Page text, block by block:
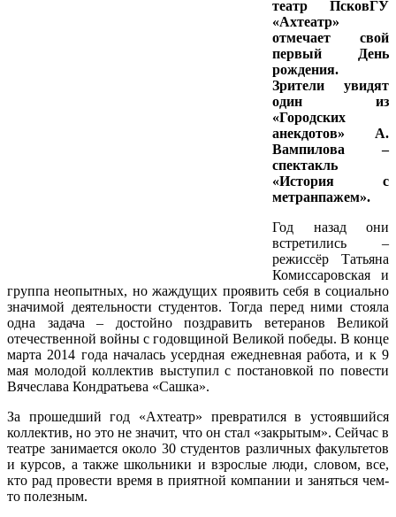
театр ПсковГУ
«Ахтеатр»
отмечает свой
первый День
рождения.
Зрители увидят
один из
«Городских
анекдотов» А.
Вампилова –
спектакль
«История с
метранпажем».
Год назад они
встретились –
режиссёр Татьяна
Комиссаровская и
группа неопытных, но жаждущих проявить себя в социально
значимой деятельности студентов. Тогда перед ними стояла
одна задача – достойно поздравить ветеранов Великой
отечественной войны с годовщиной Великой победы. В конце
марта 2014 года началась усердная ежедневная работа, и к 9
мая молодой коллектив выступил с постановкой по повести
Вячеслава Кондратьева «Сашка».
За прошедший год «Ахтеатр» превратился в устоявшийся
коллектив, но это не значит, что он стал «закрытым». Сейчас в
театре занимается около 30 студентов различных факультетов
и курсов, а также школьники и взрослые люди, словом, все,
кто рад провести время в приятной компании и заняться чем-
то полезным.